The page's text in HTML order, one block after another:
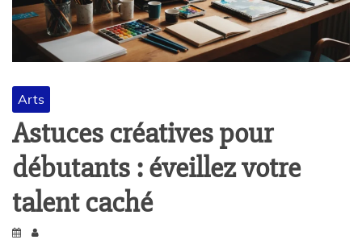
Arts
Astuces créatives pour
débutants : éveillez votre
talent caché